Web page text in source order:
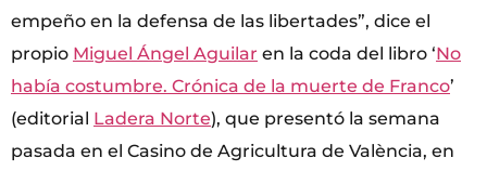
empeño en la defensa de las libertades”, dice el
propio Miguel Ángel Aguilar en la coda del libro ‘No
había costumbre. Crónica de la muerte de Franco’
(editorial Ladera Norte), que presentó la semana
pasada en el Casino de Agricultura de València, en